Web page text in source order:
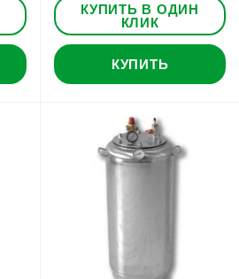
КУПИТЬ В ОДИН
КЛИК
КУПИТЬ